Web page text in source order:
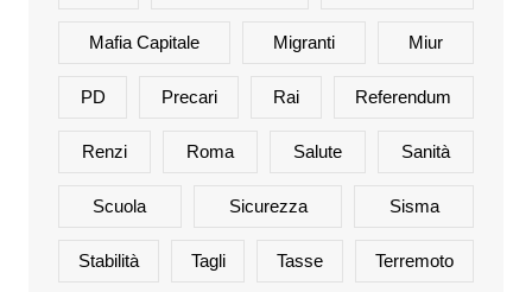
Mafia Capitale Migranti Miur
PD Precari Rai Referendum
Renzi Roma Salute Sanità
Scuola Sicurezza Sisma
Stabilità Tagli Tasse Terremoto